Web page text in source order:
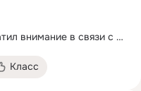
внимание в связи с
Класс